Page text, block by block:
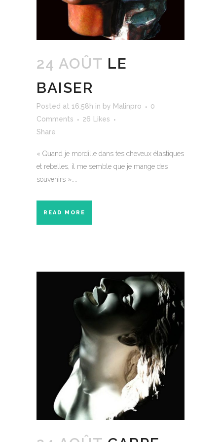
24 AOÛT LE
BAISER
Posted at 16:58h in by Malinpro
0
Comments
26
Likes
Share
« Quand je mordille dans tes cheveux élastiques
et rebelles, il me semble que je mange des
souvenirs »....
READ MORE